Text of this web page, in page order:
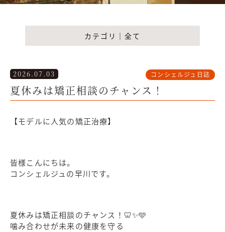
カテゴリ｜全て
2026.07.03
夏休みは矯正相談のチャンス！
コンシェルジュ日誌
【モデルに人気の矯正治療】
皆様こんにちは。
コンシェルジュの早川です。
夏休みは矯正相談のチャンス！🦷✨🩵
噛み合わせが未来の健康を守る